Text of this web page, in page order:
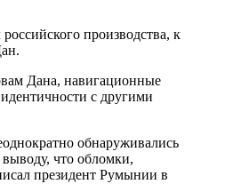
производства, к
Дана, навигационные
с другими
обнаруживались
что обломки,
президент Румынии в